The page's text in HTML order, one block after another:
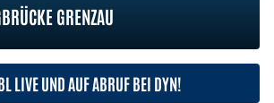
GRENZAU
LIVE UND AUF ABRUF BEI DYN!